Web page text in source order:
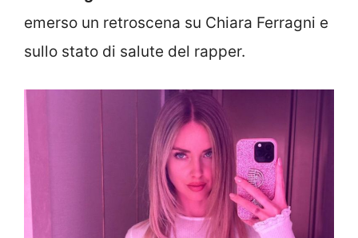
emerso un retroscena su Chiara Ferragni e
sullo stato di salute del rapper.